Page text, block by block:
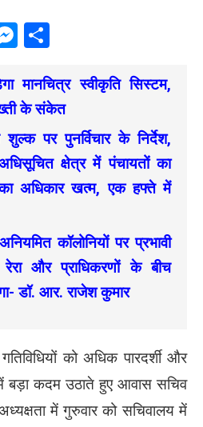
Messenger
मानचित्र स्वीकृति सिस्टम,
के संकेत
शुल्क पर पुनर्विचार के निर्देश,
क्षेत्र में पंचायतों का
अधिकार खत्म, एक हफ्ते में
कॉलोनियों पर प्रभावी
और प्राधिकरणों के बीच
डॉ. आर. राजेश कुमार
गतिविधियों को अधिक पारदर्शी और
बड़ा कदम उठाते हुए आवास सचिव
में गुरुवार को सचिवालय में